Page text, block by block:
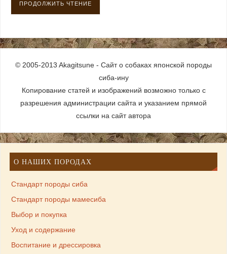
ПРОДОЛЖИТЬ ЧТЕНИЕ
© 2005-2013 Akagitsune - Сайт о собаках японской породы
сиба-ину
Копирование статей и изображений возможно только с
разрешения администрации сайта и указанием прямой
ссылки на сайт автора
О НАШИХ ПОРОДАХ
Стандарт породы сиба
Стандарт породы мамесиба
Выбор и покупка
Уход и содержание
Воспитание и дрессировка